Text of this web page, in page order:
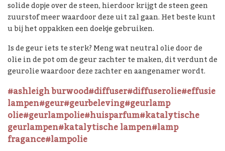
solide dopje over de steen, hierdoor krijgt de steen geen
zuurstof meer waardoor deze uit zal gaan. Het beste kunt
u bij het oppakken een doekje gebruiken.
Is de geur iets te sterk? Meng wat neutral olie door de
olie in de pot om de geur zachter te maken, dit verdunt de
geurolie waardoor deze zachter en aangenamer wordt.
#ashleigh burwood#diffuser#diffuserolie#effusie
lampen#geur#geurbeleving#geurlamp
olie#geurlampolie#huisparfum#katalytische
geurlampen#katalytische lampen#lamp
fragance#lampolie